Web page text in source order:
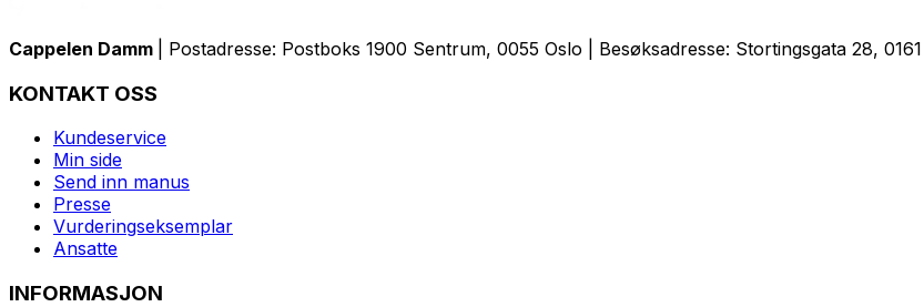
Cappelen Damm | Postadresse: Postboks 1900 Sentrum, 0055 Oslo | Besøksadresse: Stortingsgata 28,
KONTAKT OSS
Kundeservice
Min side
Send inn manus
Presse
Vurderingseksemplar
Ansatte
INFORMASJON